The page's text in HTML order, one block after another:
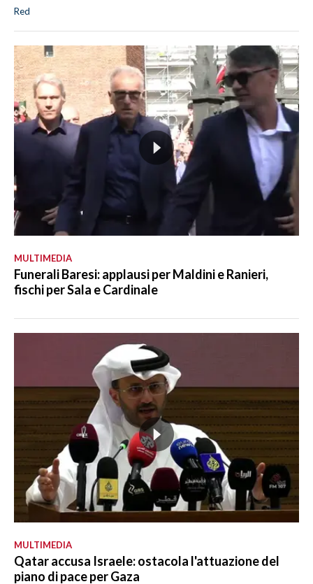
Red
MULTIMEDIA
Funerali Baresi: applausi per Maldini e Ranieri,
fischi per Sala e Cardinale
MULTIMEDIA
Qatar accusa Israele: ostacola l'attuazione del
piano di pace per Gaza